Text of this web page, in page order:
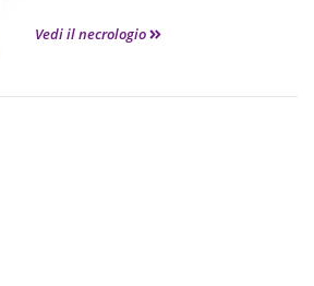
Vedi il necrologio